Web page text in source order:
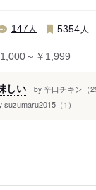
147 人 5354 人
1,000～￥1,999
しい by 辛口チキン（
suzumaru2015（1）